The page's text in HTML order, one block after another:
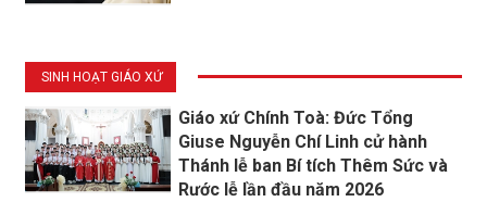
SINH HOẠT GIÁO XỨ
Giáo xứ Chính Toà: Đức Tổng
Giuse Nguyễn Chí Linh cử hành
Thánh lễ ban Bí tích Thêm Sức và
Rước lễ lần đầu năm 2026